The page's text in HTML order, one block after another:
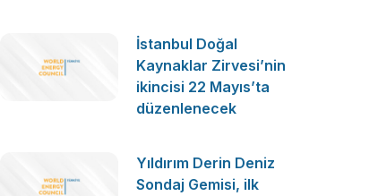
İstanbul Doğal
Kaynaklar Zirvesi’nin
ikincisi 22 Mayıs’ta
düzenlenecek
Yıldırım Derin Deniz
Sondaj Gemisi, ilk